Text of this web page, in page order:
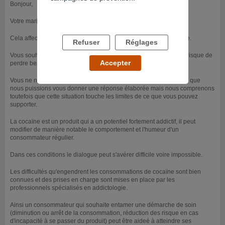
Bonjour,
Votre mari a une consommation régulière de cocaïne.
Cela affecte votre moral, votre couple et vous envisagez la rupture.
Vous souhaiteriez qu'il entende qu'il met en péril sa santé et qu'il risque de
perdre beaucoup de choses.
Vous ne nous donnez pas beaucoup d'éléments de contexte pour que
nous puissions vous donner une réponse élaborée mais nous comprenons
toutefois que cette situation touche les limites de ce que vous pouvez
supporter.
La cocaïne est un produit qui a un potentiel fortement addictif, il peut
modifier de manière notable le comportement et l'humeur d'un
consommateur régulier.
Dans ces conditions le dialogue peut s'avérer difficile voire impossible.
Les difficultés qu'engendrent les consommations de cocaïne sont bien
connues et des prises en charge sont mises en place par les
professionnels spécialisés en addictologie.
Ainsi un consommateur qui souhaite entamer une démarche de soin
(diminution ou arrêt de la consommation, réduction des risque en cas
d'incapacité à se passer du produit) peut être aideé à atteindre ses
Refuser Réglages
Accepter